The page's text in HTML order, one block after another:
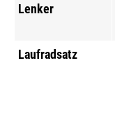
Lenker
Laufradsatz